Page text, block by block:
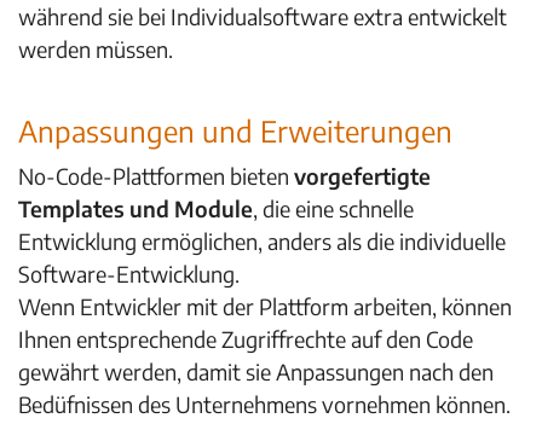
während sie bei Individualsoftware extra entwickelt
werden müssen.
Anpassungen und Erweiterungen
No-Code-Plattformen bieten vorgefertigte
Templates und Module, die eine schnelle
Entwicklung ermöglichen, anders als die individuelle
Software-Entwicklung.
Wenn Entwickler mit der Plattform arbeiten, können
Ihnen entsprechende Zugriffrechte auf den Code
gewährt werden, damit sie Anpassungen nach den
Bedüfnissen des Unternehmens vornehmen können.